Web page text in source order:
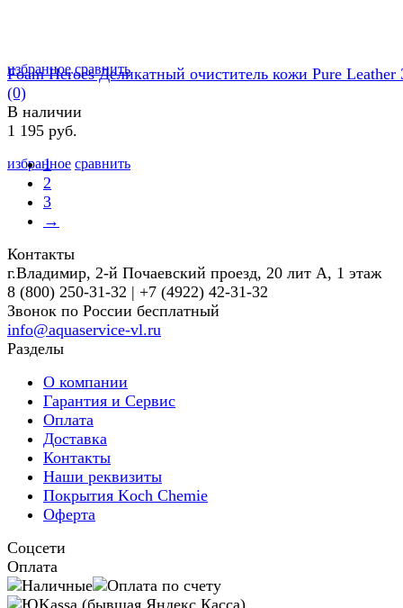
избранное сравнить
избранное сравнить
Foam Heroes Деликатный очиститель кожи Pure Leather
(0)
В наличии
1 195 руб.
1
2
3
→
Контакты
г.Владимир, 2-й Почаевский проезд, 20 лит А, 1 этаж
8 (800) 250-31-32 | +7 (4922) 42-31-32
Звонок по России бесплатный
info@aquaservice-vl.ru
Разделы
О компании
Гарантия и Сервис
Оплата
Доставка
Контакты
Наши реквизиты
Покрытия Koch Chemie
Оферта
Соцсети
Оплата